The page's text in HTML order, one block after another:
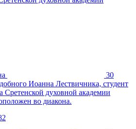
30
Иоанна Лествичника, студент
Сретенской духовной академии
во диакона.